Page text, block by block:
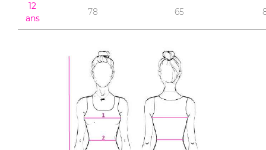
12
ans
78 65